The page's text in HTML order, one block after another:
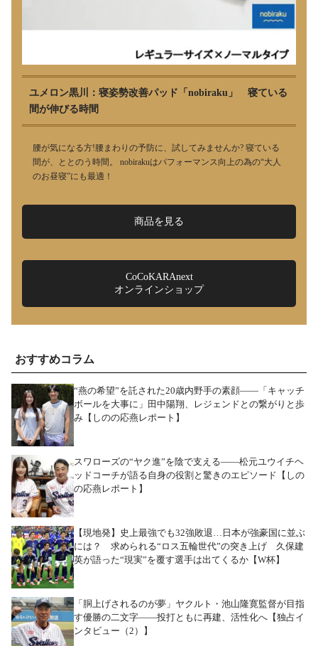
ユメロン黒川：寝姿勢改善パッド「nobiraku」 寝ている
間が伸びる時間
腰が気になる方!腰まわりの予防に、試してみませんか? 寝ている
間が、ととのう時間。 nobirakuはパフォーマンス向上の為の“大人
のお昼寝”にも最適！
商品を見る
CoCoKARAnext
オンラインショップ
おすすめコラム
“燕の希望”を託された20歳内野手の素顔――「キャッチ
ボールを大事に」田中陽翔、レジェンドとの繋がりと歩
み【しのの応燕レポート】
スワローズの“ヤク進”を陰で支える――松元ユウイチヘ
ッドコーチが語る自身の役割と驚きのエピソード【しの
の応燕レポート】
【現地発】史上最強でも32強敗退…日本が強豪国に並ぶ
には？ 求められる“ロス五輪世代”の突き上げ 久保建
英が語った“現実”を覆す選手は出てくるか【W杯】
「胴上げされるのが夢」ヤクルト・池山隆寛監督が目指
す優勝の二文字――投打ともに再建、活性化へ【独占イ
ンタビュー（2）】